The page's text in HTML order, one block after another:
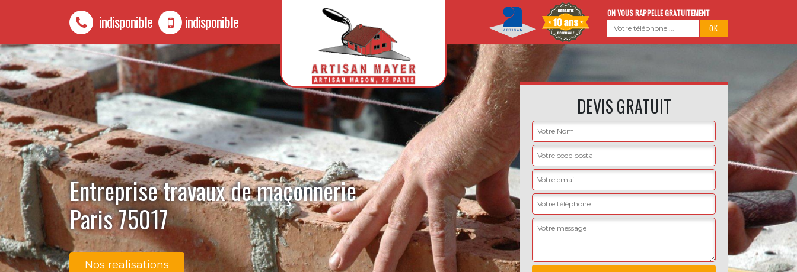
indisponible indisponible ON VOUS RAPPELLE GRATUITEMENT
Entreprise travaux de maçonnerie
Paris 75017
Nos realisations
DEVIS GRATUIT